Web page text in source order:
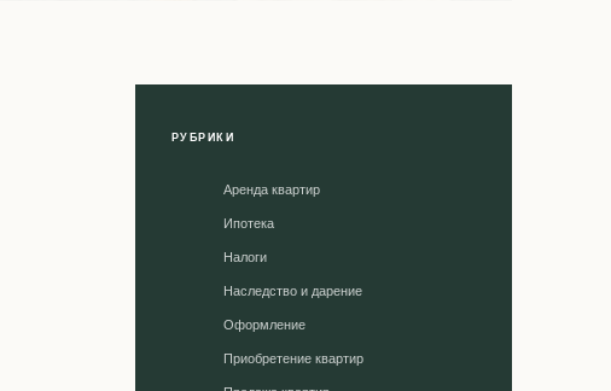
РУБРИКИ
Аренда квартир
Ипотека
Налоги
Наследство и дарение
Оформление
Приобретение квартир